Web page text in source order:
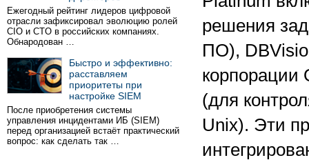
Ежегодный рейтинг лидеров цифровой
отрасли зафиксировал эволюцию ролей
CIO и CTO в российских компаниях.
Обнародован …
Быстро и эффективно:
расставляем
приоритеты при
настройке SIEM
После приобретения системы
управления инцидентами ИБ (SIEM)
перед организацией встаёт практический
вопрос: как сделать так …
решения
ПО),
(для
Unix). Эти